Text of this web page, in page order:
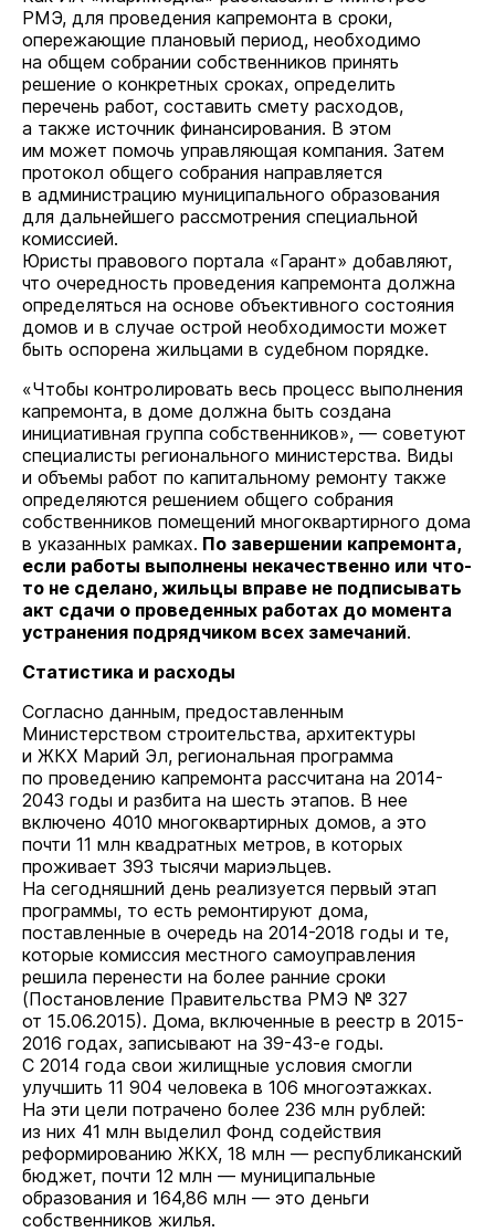
РМЭ, для проведения капремонта в сроки,
опережающие плановый период, необходимо
на общем собрании собственников принять
решение о конкретных сроках, определить
перечень работ, составить смету расходов,
а также источник финансирования. В этом
им может помочь управляющая компания. Затем
протокол общего собрания направляется
в администрацию муниципального образования
для дальнейшего рассмотрения специальной
комиссией.
Юристы правового портала «Гарант» добавляют,
что очередность проведения капремонта должна
определяться на основе объективного состояния
домов и в случае острой необходимости может
быть оспорена жильцами в судебном порядке.
«Чтобы контролировать весь процесс выполнения
капремонта, в доме должна быть создана
инициативная группа собственников», — советуют
специалисты регионального министерства. Виды
и объемы работ по капитальному ремонту также
определяются решением общего собрания
собственников помещений многоквартирного дома
в указанных рамках. По завершении капремонта,
если работы выполнены некачественно или что-
то не сделано, жильцы вправе не подписывать
акт сдачи о проведенных работах до момента
устранения подрядчиком всех замечаний.
Статистика и расходы
Согласно данным, предоставленным
Министерством строительства, архитектуры
и ЖКХ Марий Эл, региональная программа
по проведению капремонта рассчитана на 2014-
2043 годы и разбита на шесть этапов. В нее
включено 4010 многоквартирных домов, а это
почти 11 млн квадратных метров, в которых
проживает 393 тысячи мариэльцев.
На сегодняшний день реализуется первый этап
программы, то есть ремонтируют дома,
поставленные в очередь на 2014-2018 годы и те,
которые комиссия местного самоуправления
решила перенести на более ранние сроки
(Постановление Правительства РМЭ № 327
от 15.06.2015). Дома, включенные в реестр в 2015-
2016 годах, записывают на 39-43-е годы.
С 2014 года свои жилищные условия смогли
улучшить 11 904 человека в 106 многоэтажках.
На эти цели потрачено более 236 млн рублей:
из них 41 млн выделил Фонд содействия
реформированию ЖКХ, 18 млн — республиканский
бюджет, почти 12 млн — муниципальные
образования и 164,86 млн — это деньги
собственников жилья.